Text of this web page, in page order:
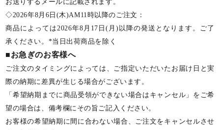
お送りするメールに記載されます。
◇2026年8月6日(木)AM11時以降のご注文：
商品によっては2026年8月17日(月)以降の発送となります。ご了
承ください。*当日出荷商品を除く
■お急ぎのお客様へ
ご注文のタイミングによっては、ご指定いただいたお届け日と実
際の納期に差異が生じる場合がございます。
「希望納期までに商品受領ができない場合はキャンセル」をご希
望の場合は、備考欄にその旨ご記入ください。
お客様の希望納期に間に合わない場合、ご注文をキャンセルさせ